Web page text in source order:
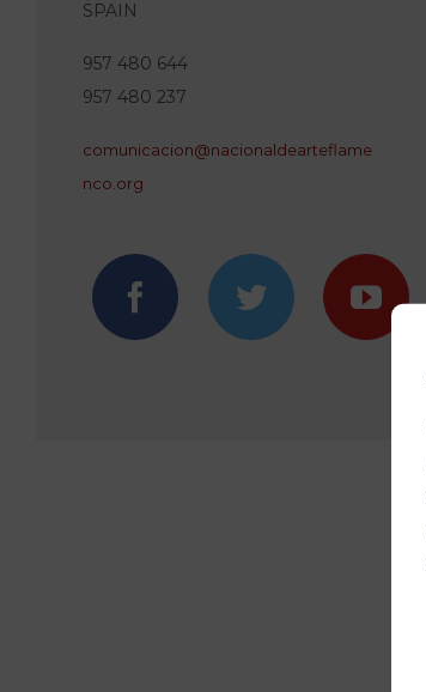
SPAIN
957 480 644
957 480 237
comunicacion@nacionaldearteflame
nco.org